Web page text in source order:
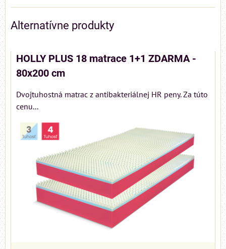
Alternatívne produkty
HOLLY PLUS 18 matrace 1+1 ZDARMA -
80x200 cm
Dvojtuhostná matrac z antibakteriálnej HR peny. Za túto
cenu...